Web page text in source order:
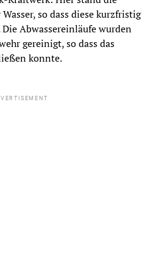
so dass diese kurzfristig
Abwassereinläufe wurden
gereinigt, so dass das
konnte.